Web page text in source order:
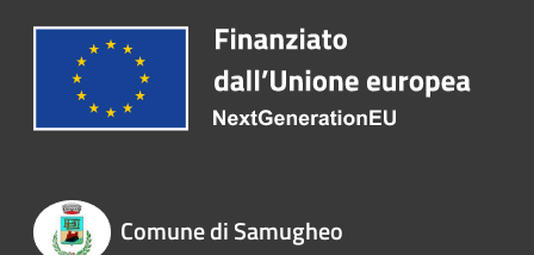
Comune di Samugheo